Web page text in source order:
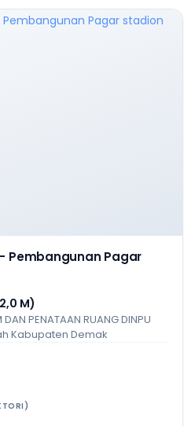
Pembangunan Pagar
M)
PENATAAN RUANG DINPU
Kabupaten Demak